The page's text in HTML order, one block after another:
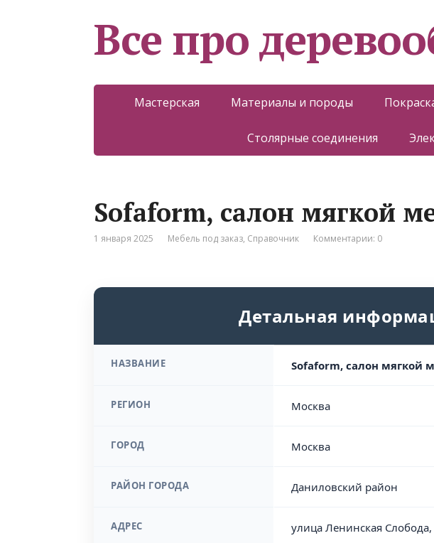
Все про
Мастерская Материалы и породы
Столярные соединения
Sofaform, салон мягкой
1 января 2025 Мебель под заказ, Справочник Комментарии: 0
Детальная
НАЗВАНИЕ Sofaform, салон мягкой
РЕГИОН Москва
ГОРОД Москва
РАЙОН ГОРОДА Даниловский район
АДРЕС улица Ленинская Слобода,